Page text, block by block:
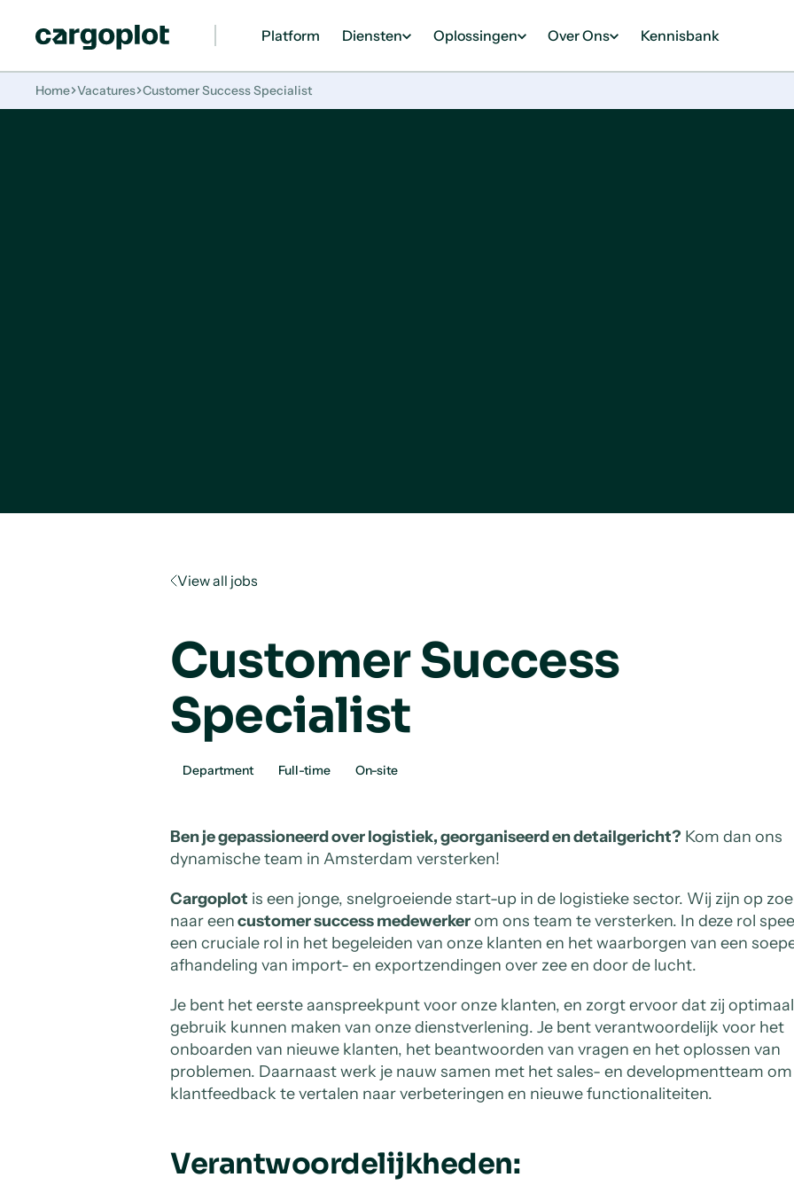
Platform Diensten Oplossingen Over Ons Kennisbank
Home Vacatures Customer Success Specialist
View all jobs
Customer Success
Specialist
Department Full-time On-site
Ben je gepassioneerd over logistiek, georganiseerd en detailgericht? Kom dan ons
dynamische team in Amsterdam versterken!
Cargoplot is een jonge, snelgroeiende start-up in de logistieke sector. Wij zijn op
naar eencustomer success medewerkerom ons team te versterken. In deze rol
een cruciale rol in het begeleiden van onze klanten en het waarborgen van een
afhandeling van import- en exportzendingen over zee en door de lucht.
Je bent het eerste aanspreekpunt voor onze klanten, en zorgt ervoor dat zij optimaal
gebruik kunnen maken van onze dienstverlening. Je bent verantwoordelijk voor het
onboarden van nieuwe klanten, het beantwoorden van vragen en het oplossen van
problemen. Daarnaast werk je nauw samen met het sales- en developmentteam om
klantfeedback te vertalen naar verbeteringen en nieuwe functionaliteiten.
Verantwoordelijkheden: